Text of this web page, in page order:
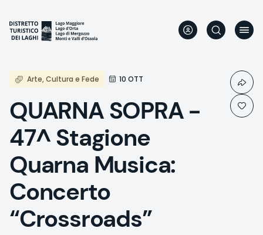
contenu
principal
Arte, Cultura e Fede 10 OTT
QUARNA SOPRA -
47^ Stagione
Quarna Musica:
Concerto
“Crossroads”